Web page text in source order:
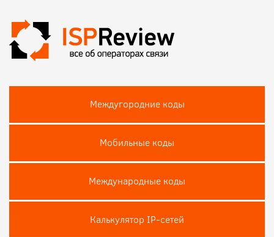
Междугородние коды
Мобильные коды
Международные коды
Калькулятор IP-сетей